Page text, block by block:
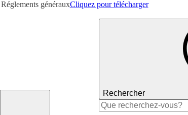
Réglements générauxCliquez pour télécharger
Rechercher
Rechercher :